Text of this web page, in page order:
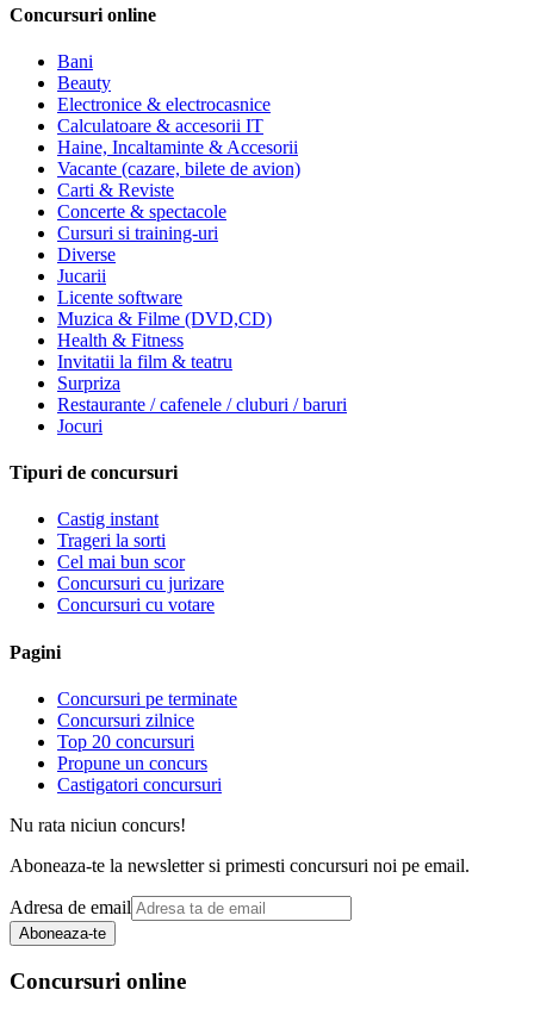
Concursuri online
Bani
Beauty
Electronice & electrocasnice
Calculatoare & accesorii IT
Haine, Incaltaminte & Accesorii
Vacante (cazare, bilete de avion)
Carti & Reviste
Concerte & spectacole
Cursuri si training-uri
Diverse
Jucarii
Licente software
Muzica & Filme (DVD,CD)
Health & Fitness
Invitatii la film & teatru
Surpriza
Restaurante / cafenele / cluburi / baruri
Jocuri
Tipuri de concursuri
Castig instant
Trageri la sorti
Cel mai bun scor
Concursuri cu jurizare
Concursuri cu votare
Pagini
Concursuri pe terminate
Concursuri zilnice
Top 20 concursuri
Propune un concurs
Castigatori concursuri
Nu rata niciun concurs!
Aboneaza-te la newsletter si primesti concursuri noi pe email.
Adresa de email
Aboneaza-te
Concursuri online